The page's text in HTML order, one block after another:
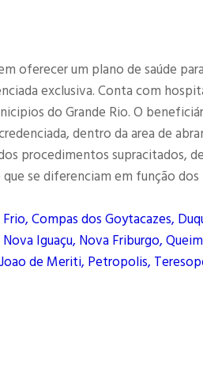
oferecer um plano de saúde
exclusiva. Conta com
do Grande Rio. O
dentro da area de
procedimentos supracitados,
se diferenciam em função
Compas dos Goytacazes,
Iguaçu, Nova Friburgo,
de Meriti, Petropolis,